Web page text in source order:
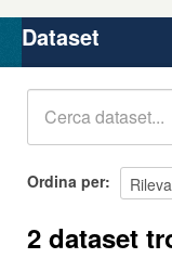
Organizzazioni
Gruppi
Dataset
Ordina per
2 dataset